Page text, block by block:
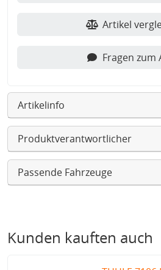
Artikel
Fragen zum
Artikelinfo
Produktverantwortlicher
Passende Fahrzeuge
Kunden kauften auch